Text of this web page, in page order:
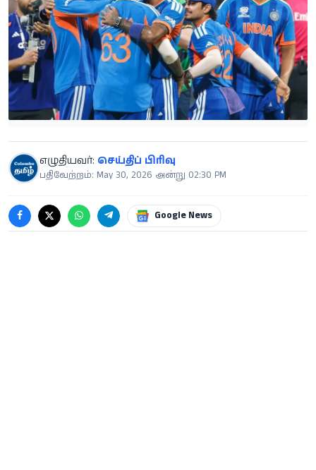
எழுதியவர்: செய்திப் பிரிவு
பதிவேற்றம்: May 30, 2026 அன்று 02:30 PM
Google News